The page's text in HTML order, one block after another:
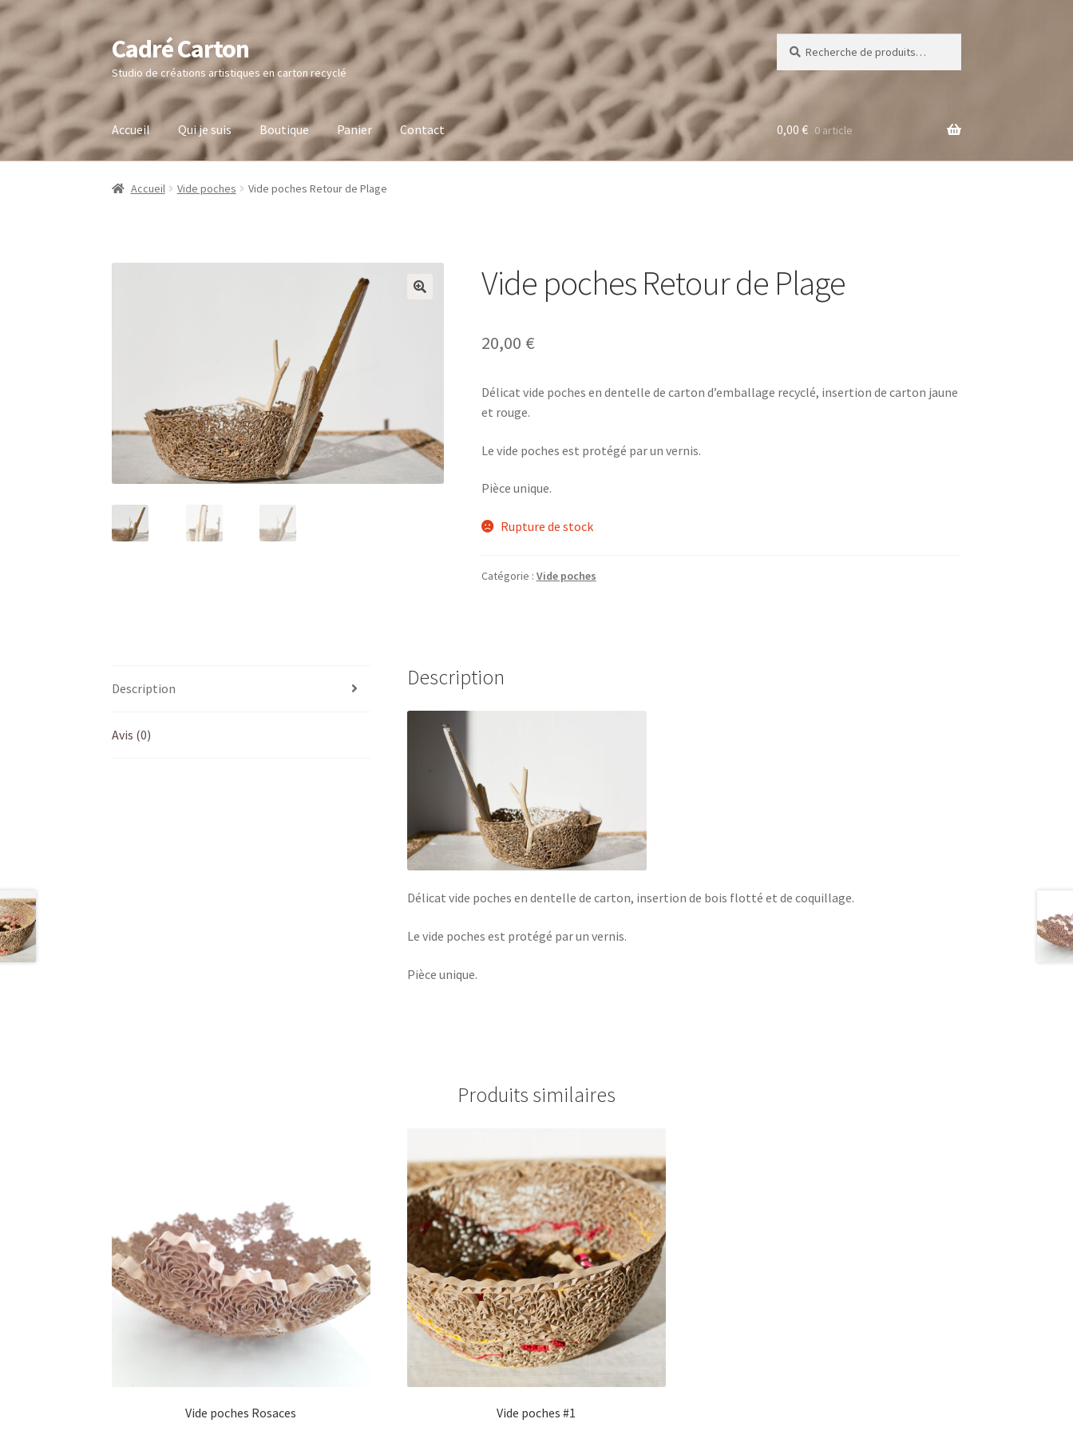
Aller
à
la
navigation
Aller
au
contenu
Cadré Carton
Studio de créations artistiques en carton recyclé
pour :
Accueil Qui je suis Boutique Panier Contact 0,00 € 0 article
Accueil Vide poches Vide poches Retour de Plage
Vide poches Retour de Plage
20,00 €
Délicat vide poches en dentelle de carton d’emballage recyclé, insertion de carton jaune
et rouge.
Le vide poches est protégé par un vernis.
Pièce unique.
Rupture de stock
Catégorie : Vide poches
Description
Avis (0)
Description
Délicat vide poches en dentelle de carton, insertion de bois flotté et de coquillage.
Le vide poches est protégé par un vernis.
Pièce unique.
Produits similaires
Vide poches Rosaces Vide poches #1